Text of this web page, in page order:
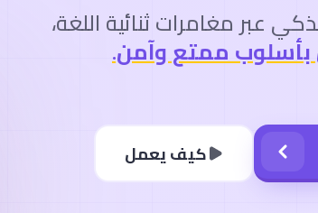
عبر مغامرات ثنائية اللغة،
ممتع وآمن.
كيف يعمل